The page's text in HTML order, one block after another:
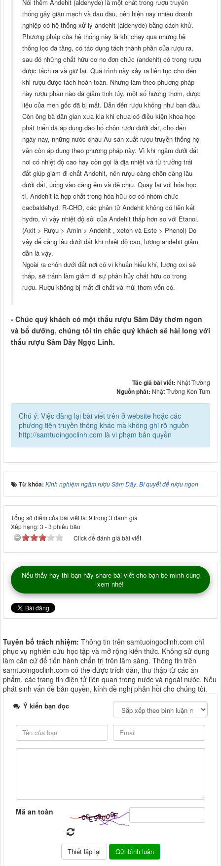
Nói thêm Andehit (aldehyde) là một chất trong rượu truyền
thống gây giãn mạch và đau đầu, nên hiện nay nhiều doanh
nghiệp có hệ thống xử lý andehit (aldehyde) bằng cách khử.
Phương pháp của hệ thống này là khi chạy qua những hệ
thống lọc đa tầng, có tác dụng tách thành phần của rượu ra,
sau đó những chất hữu cơ no đơn chức (andehit) có trong rượu
được tách ra và giữ lại. Quá trình này xảy ra liên tục cho đến
khi rượu được tách hoàn toàn. Nhưng làm theo phương pháp
này rượu phần nào đã giảm tinh túy, một số hương thơm, dược
liệu của men gốc đã bị mất. Dẫn đến rượu không như ban đầu.
Còn ông bà dân gian xưa kia khi chưa có điều kiện khoa học
phát triển đã áp dụng đào hố chôn rượu dưới đất, cho đến
ngày nay, những nước châu Âu sản xuất rượu truyền thống họ
vẫn còn áp dụng theo phương pháp này. Vì khi ngâm dưới đất
nơi có nhiệt độ cao hay còn gọi là địa nhiệt và từ trường trái
đất giúp giảm đi chất Andehit, nên rượu càng chôn càng lâu
dưới đất, uống vào càng êm và dễ chịu. Quay lại với hóa học
tí, Andehit là hợp chất trong hóa hữu cơ có nhóm chức
cacbaldehyd: R-CHO, các phân tử Andehit không có liên kết
hydro, vì vậy nhiệt độ sôi của Andehit thấp hơn so với Etanol.
(Axit > Rượu > Amin > Andehit , xeton và Este > Phenol) Do
vậy để càng lâu dưới đất khi nhiệt độ cao, lượng andehit giảm
dần là vậy.
Ngoài ra chôn dưới đất nơi có vi khuẩn hiếu khí, lượng oxi sẽ
thấp, sẽ tránh làm giảm đi sự phân hủy chất hữu cơ trong
rượu. Rượu không bị mất đi chất và mùi thơm vốn có.
- Chúc quý khách có một thẩu rượu Sâm Dây thơm ngon
và bổ dưỡng, chúng tôi tin chắc quý khách sẽ hài long với
thẩu rượu Sâm Dây Ngọc Linh.
Tác giả bài viết: Nhật Trường
Nguồn phát: Nhật Trường Kon Tum
Chú ý: Việc đăng lại bài viết trên ở website hoặc các
phương tiện truyền thông khác mà không ghi rõ nguồn
http://samtuoingoclinh.com là vi phạm bản quyền
Từ khóa: Kinh nghiệm ngâm rượu Sâm Dây, Bí quyết để rượu ngon
Tổng số điểm của bài viết là: 9 trong 3 đánh giá
Xếp hạng:3 -3 phiếu bầu
Click để đánh giá bài viết
Nếu thấy hay thì bạn hãy share bài viết cho bạn bè mình cùng
xem nhé!
Tuyên bố trách nhiệm: Thông tin trên samtuoingoclinh.com chỉ
phục vụ nghiên cứu học tập và mở rộng kiến thức. Không sử dụng
làm căn cứ để tiến hành chẩn trị trên lâm sàng. Thông tin trên
samtuoingoclinh.com có thể được trích dẫn, thu thập từ các ấn
phẩm, các trang tin điện tử liên quan trong nước và ngoài nước. Nếu
phát sinh vấn đề bản quyền, kính đề nghị phản hồi cho chúng tôi.
Ý kiến bạn đọc
Mã an toàn